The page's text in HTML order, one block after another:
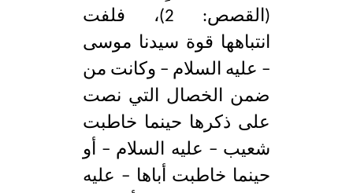
(القصص: 2)، فلفت
انتباهها قوة سيدنا موسى
– عليه السلام – وكانت من
ضمن الخصال التي نصت
على ذكرها حينما خاطبت
شعيب – عليه السلام – أو
حينما خاطبت أباها – عليه